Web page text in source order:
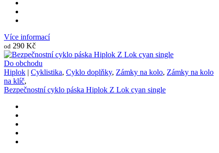
Více informací
od 290 Kč
Do obchodu
Hiplok | Cyklistika, Cyklo doplňky, Zámky na kolo, Zámky na kolo
na klíč,
Bezpečnostní cyklo páska Hiplok Z Lok cyan single